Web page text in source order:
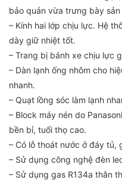
bảo quản vừa trưng bày sản
– Kính hai lớp chịu lực. Hệ
dày giữ nhiệt tốt.
– Trang bị bánh xe chịu lực
– Dàn lạnh ống nhôm cho
nhanh.
– Quạt lồng sóc làm lạnh
– Block máy nén do
bền bỉ, tuổi thọ cao.
– Có lỗ thoát nước ở đáy tủ,
– Sử dụng công nghệ đèn
– Sử dụng gas R134a thân